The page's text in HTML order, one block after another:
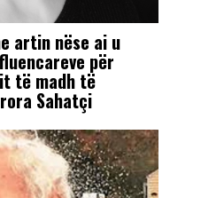
artin nëse ai u
për
të madh të
Sahatçi